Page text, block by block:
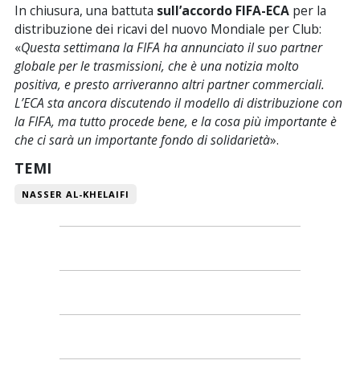
In chiusura, una battuta sull’accordo FIFA-ECA per la
distribuzione dei ricavi del nuovo Mondiale per Club:
«Questa settimana la FIFA ha annunciato il suo partner
globale per le trasmissioni, che è una notizia molto
positiva, e presto arriveranno altri partner commerciali.
L’ECA sta ancora discutendo il modello di distribuzione con
la FIFA, ma tutto procede bene, e la cosa più importante è
che ci sarà un importante fondo di solidarietà».
TEMI
NASSER AL-KHELAIFI